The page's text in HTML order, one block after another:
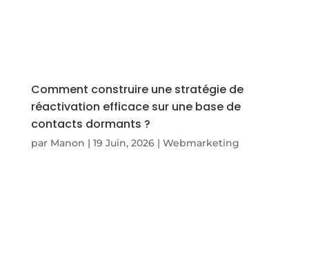
Comment construire une stratégie de
réactivation efficace sur une base de
contacts dormants ?
par Manon | 19 Juin, 2026| Webmarketing